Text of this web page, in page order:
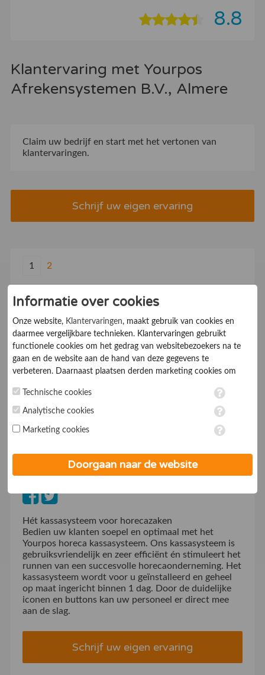
8.8
Klantervaring met Yourpos
Afrekensystemen B.V., Almere
Claim uw bedrijfen start met het vertonen van
klantervaringen.
Schrijf uw eigen ervaring
1 2
Yourpos Afrekensystemen B.V.
www.yourpos.nl
Bakkenzuigerstraat 54
1333 HA Almere
Hét kassasysteem voor horecazaken
Bedien uw klanten soepel en optimaal met het
Yourpos horeca kassasysteem. Ons kassasysteem is
gebruiksvriendelijk en zeer efficiënt én stimuleert het
runnen van een succesvolle horecaonderneming. Het
kassasysteem wordt voor u geïnstalleerd en geheel
op maat ingericht binnen 1 dag. Door de duidelijke
iconen en buttons kan uw personeel er direct mee
aan de slag.
Schrijf uw eigen ervaring
Informatie over cookies
Onze website, Klantervaringen, maakt gebruik van cookies en
daarmee vergelijkbare technieken. Klantervaringen gebruikt
functionele cookies om het gedrag van websitebezoekers na te
gaan en de website aan de hand van deze gegevens te
verbeteren. Daarnaast plaatsen derden marketing cookies om
marketing cookies worden persoonsgegevens verwerkt. Je geeft
toestemming voor deze verwerking wanneer je hieronder een
op ieder moment aanpassen in de
. Lees voor meer
Technische cookies
Analytische cookies
Marketing cookies
Doorgaan naar de website